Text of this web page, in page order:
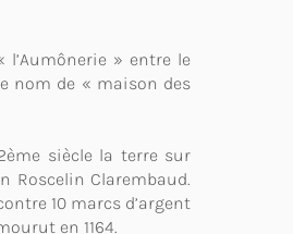
l’Aumônerie » entre le
nom de « maison des
siècle la terre sur
Roscelin Clarembaud.
10 marcs d’argent
en 1164.